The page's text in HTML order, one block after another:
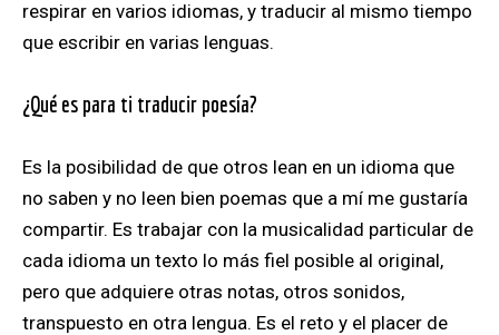
respirar en varios idiomas, y traducir al mismo tiempo
que escribir en varias lenguas.
¿Qué es para ti traducir poesía?
Es la posibilidad de que otros lean en un idioma que
no saben y no leen bien poemas que a mí me gustaría
compartir. Es trabajar con la musicalidad particular de
cada idioma un texto lo más fiel posible al original,
pero que adquiere otras notas, otros sonidos,
transpuesto en otra lengua. Es el reto y el placer de